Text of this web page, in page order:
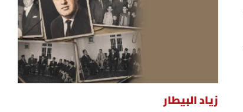
زياد البيطار